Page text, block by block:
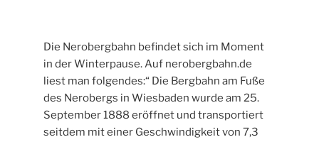
Die Nerobergbahn befindet sich im Moment
in der Winterpause. Auf nerobergbahn.de
liest man folgendes:“ Die Bergbahn am Fuße
des Nerobergs in Wiesbaden wurde am 25.
September 1888 eröffnet und transportiert
seitdem mit einer Geschwindigkeit von 7,3